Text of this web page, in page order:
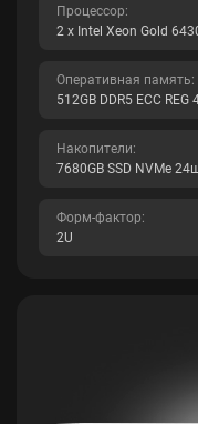
Процессор:
2 x Intel Xeon Gold
Оперативная память:
512GB DDR5 ECC
Накопители:
7680GB SSD NVMe
Форм-фактор:
2U